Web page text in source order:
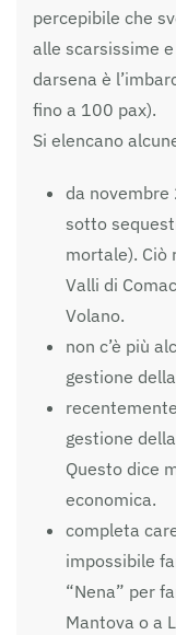
percepibile che
alle scarsissime
darsena è
fino a 100 pax).
Si elencano
da novembre
sotto
mortale). Ciò
Valli di
Volano.
non c’è più
gestione
gestione
Questo dice
economica.
completa
impossibile
“Nena” per
Mantova o a